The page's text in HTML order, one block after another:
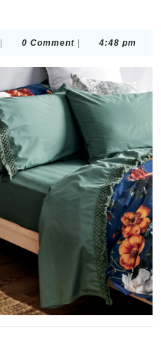
Admin0 Comment 4:48 pm